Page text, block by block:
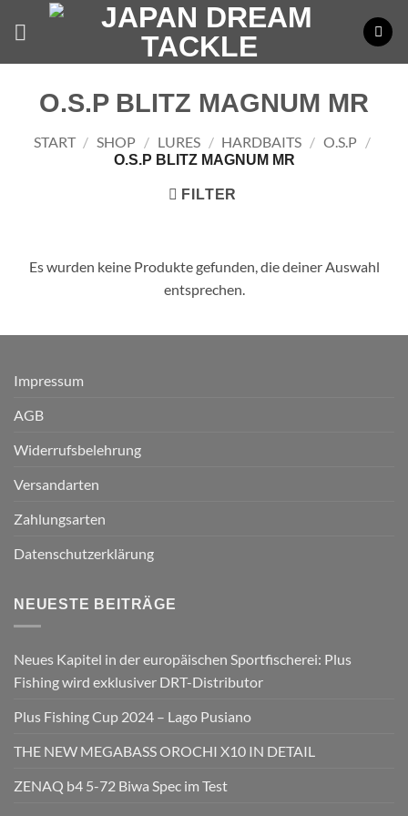
O.S.P BLITZ MAGNUM MR
START / SHOP / LURES / HARDBAITS / O.S.P /
O.S.P BLITZ MAGNUM MR
FILTER
Es wurden keine Produkte gefunden, die deiner Auswahl
entsprechen.
Impressum
AGB
Widerrufsbelehrung
Versandarten
Zahlungsarten
Datenschutzerklärung
NEUESTE BEITRÄGE
Neues Kapitel in der europäischen Sportfischerei: Plus
Fishing wird exklusiver DRT-Distributor
Plus Fishing Cup 2024 – Lago Pusiano
THE NEW MEGABASS OROCHI X10 IN DETAIL
ZENAQ b4 5-72 Biwa Spec im Test